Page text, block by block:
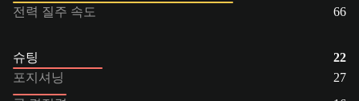
전력 질주 속도
66
슈팅
22
포지셔닝
27